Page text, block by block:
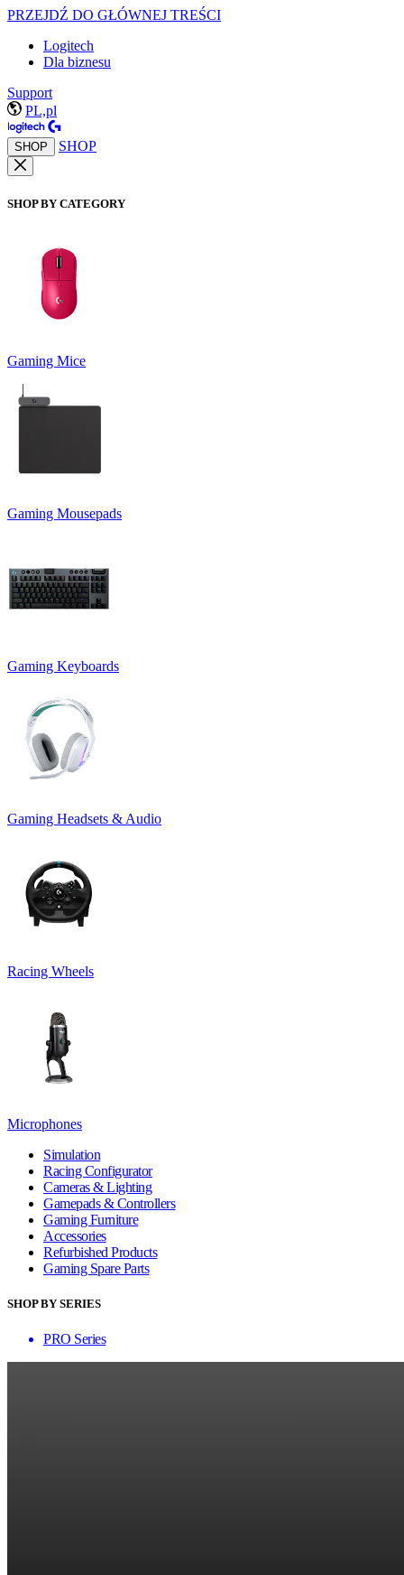
PRZEJDŹ DO GŁÓWNEJ TREŚCI
Logitech
Dla biznesu
Support
PL,pl
SHOP SHOP
SHOP BY CATEGORY
Gaming Mice
Gaming Mousepads
Gaming Keyboards
Gaming Headsets & Audio
Racing Wheels
Microphones
Simulation
Racing Configurator
Cameras & Lighting
Gamepads & Controllers
Gaming Furniture
Accessories
Refurbished Products
Gaming Spare Parts
SHOP BY SERIES
PRO Series